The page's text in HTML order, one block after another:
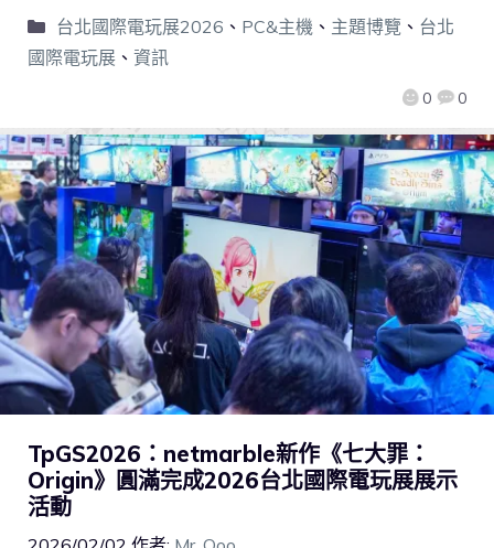
0 0
台北國際電玩展2026 、 PC&主機、 主題博覽 、 台北
國際電玩展 、 資訊
TpGS2026：netmarble新作《七大罪：
Origin》圓滿完成2026台北國際電玩展展示
活動